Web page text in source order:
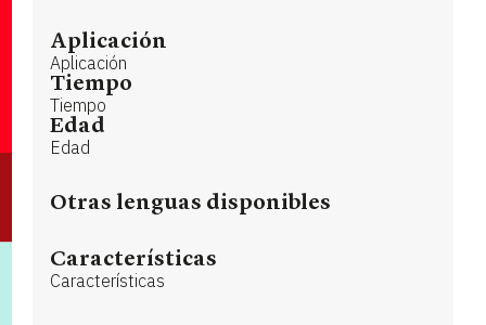
Aplicación
Aplicación
Tiempo
Tiempo
Edad
Edad
Otras lenguas disponibles
Características
Características